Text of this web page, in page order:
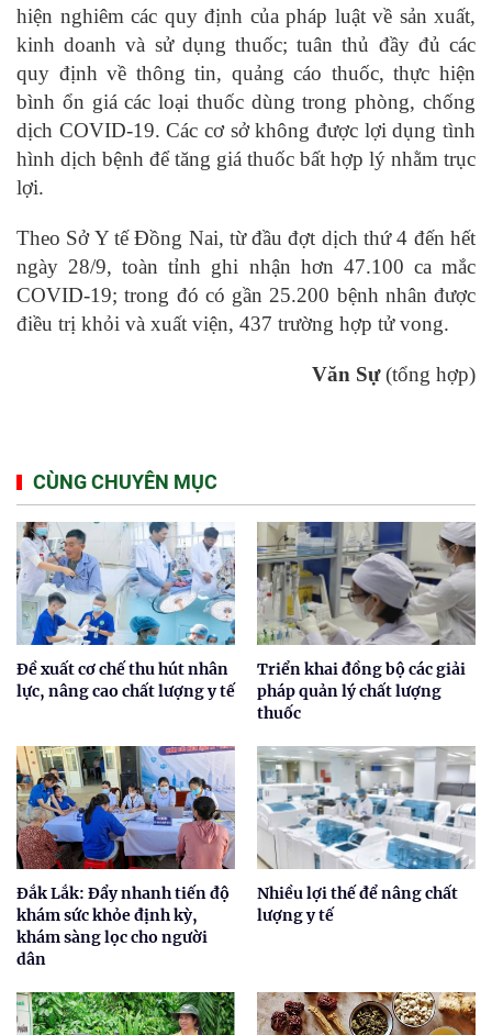
hiện nghiêm các quy định của pháp luật về sản xuất,
kinh doanh và sử dụng thuốc; tuân thủ đầy đủ các
quy định về thông tin, quảng cáo thuốc, thực hiện
bình ổn giá các loại thuốc dùng trong phòng, chống
dịch COVID-19. Các cơ sở không được lợi dụng tình
hình dịch bệnh để tăng giá thuốc bất hợp lý nhằm trục
lợi.
Theo Sở Y tế Đồng Nai, từ đầu đợt dịch thứ 4 đến hết
ngày 28/9, toàn tỉnh ghi nhận hơn 47.100 ca mắc
COVID-19; trong đó có gần 25.200 bệnh nhân được
điều trị khỏi và xuất viện, 437 trường hợp tử vong.
Văn Sự(tổng hợp)
CÙNG CHUYÊN MỤC
Đề xuất cơ chế thu hút nhân
lực, nâng cao chất lượng y tế
Triển khai đồng bộ các giải
pháp quản lý chất lượng
thuốc
Đắk Lắk: Đẩy nhanh tiến độ
khám sức khỏe định kỳ,
khám sàng lọc cho người
dân
Nhiều lợi thế để nâng chất
lượng y tế